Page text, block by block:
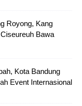
Royong, Kang
Bawa
Kota Bandung
Event Internasional